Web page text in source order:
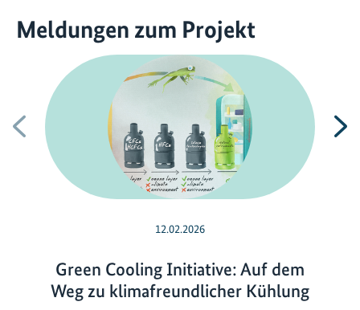
Meldungen zum Projekt
Vorherige
12.02.2026
Green Cooling Initiative: Auf dem
Weg zu klimafreundlicher Kühlung